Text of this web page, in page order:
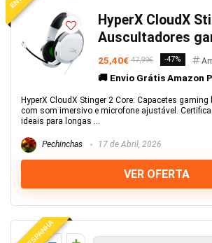
HyperX CloudX
Auscultadores
25,40€ 47,99€ -47%
🚚 Envio Grátis Amazon
HyperX CloudX Stinger 2 Core: Capacetes
com som imersivo e microfone ajustável.
ideais para longas ...
Pechinchas 17 de Abril, 2026
VER OFERTA